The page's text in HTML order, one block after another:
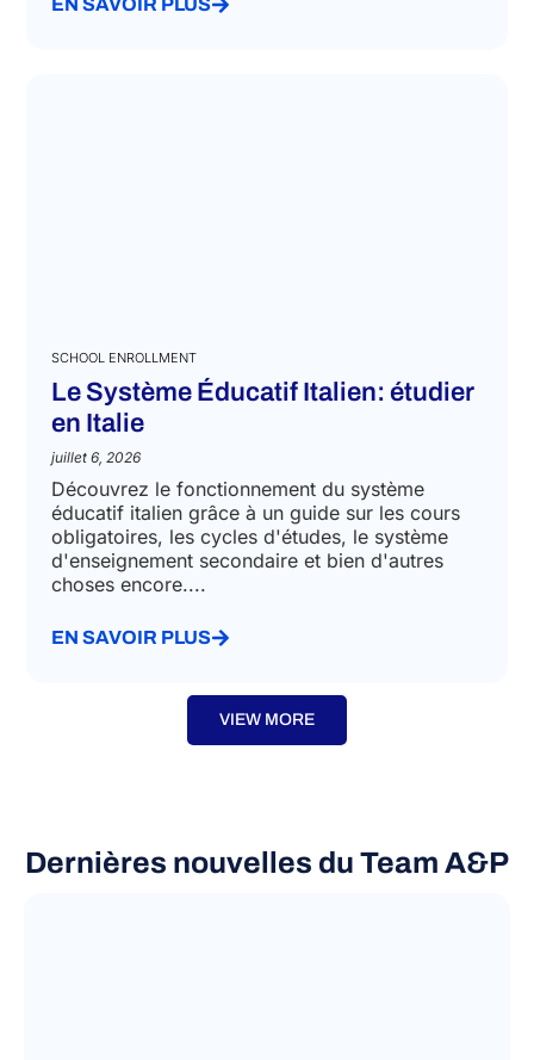
EN SAVOIR PLUS
SCHOOL ENROLLMENT
Le Système Éducatif Italien: étudier
en Italie
juillet 6, 2026
Découvrez le fonctionnement du système
éducatif italien grâce à un guide sur les cours
obligatoires, les cycles d'études, le système
d'enseignement secondaire et bien d'autres
choses encore....
EN SAVOIR PLUS
VIEW MORE
Dernières nouvelles du Team A&P